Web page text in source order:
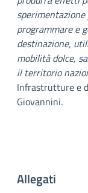
programmare e
destinazione,
mobilità dolce,
il territorio
Infrastrutture e
Giovannini.
Allegati